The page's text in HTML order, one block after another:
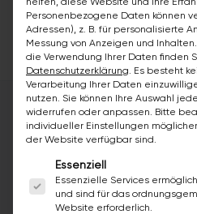
DEIN ARBEITSPLATZ
Hier arbeitest du:
Ein echter Betrieb in deiner
helfen, diese Website und Ihre
Personenbezogene Daten können
Adressen), z. B. für personalisierte
Messung von Anzeigen und Inhalten.
die Verwendung Ihrer Daten finden
Datenschutzerklärung. Es besteht
Verarbeitung Ihrer Daten
nutzen. Sie können Ihre Auswahl
widerrufen oder anpassen. Bitte
individueller Einstellungen
der Website verfügbar sind.
Es folgt eine Liste der
Essenziell
Essenzielle Services
und sind für das
Website erforderlich.